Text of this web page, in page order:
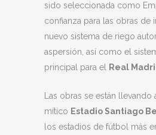
sido seleccionada como
confianza para las obras de
nuevo sistema de riego
aspersión, así como el
principal para el
Real
Las obras se están llevando
mítico Estadio Santiago
los estadios de fútbol más